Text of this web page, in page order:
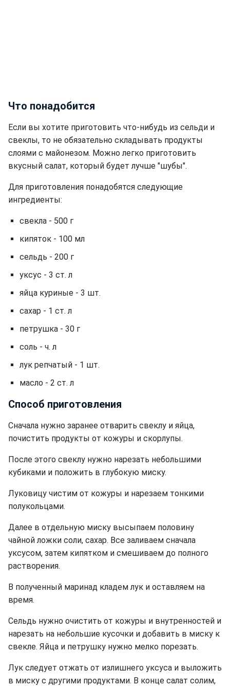
Что понадобится
Если вы хотите приготовить что-нибудь из сельди и
свеклы, то не обязательно складывать продукты
слоями с майонезом. Можно легко приготовить
вкусный салат, который будет лучше "шубы".
Для приготовления понадобятся следующие
ингредиенты:
свекла - 500 г
кипяток - 100 мл
сельдь - 200 г
уксус - 3 ст. л
яйца куриные - 3 шт.
сахар - 1 ст. л
петрушка - 30 г
соль - ч. л
лук репчатый - 1 шт.
масло - 2 ст. л
Способ приготовления
Сначала нужно заранее отварить свеклу и яйца,
почистить продукты от кожуры и скорлупы.
После этого свеклу нужно нарезать небольшими
кубиками и положить в глубокую миску.
Луковицу чистим от кожуры и нарезаем тонкими
полукольцами.
Далее в отдельную миску высыпаем половину
чайной ложки соли, сахар. Все заливаем сначала
уксусом, затем кипятком и смешиваем до полного
растворения.
В полученный маринад кладем лук и оставляем на
время.
Сельдь нужно очистить от кожуры и внутренностей и
нарезать на небольшие кусочки и добавить в миску к
свекле. Яйца и петрушку нужно мелко порезать.
Лук следует отжать от излишнего уксуса и выложить
в миску с другими продуктами. В конце салат солим,